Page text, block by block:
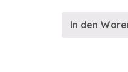
In den